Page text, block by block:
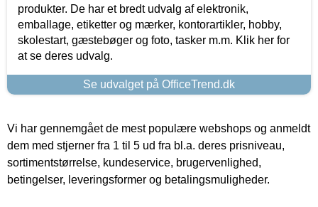
produkter. De har et bredt udvalg af elektronik,
emballage, etiketter og mærker, kontorartikler, hobby,
skolestart, gæstebøger og foto, tasker m.m. Klik her for
at se deres udvalg.
Se udvalget på OfficeTrend.dk
Vi har gennemgået de mest populære webshops og anmeldt
dem med stjerner fra 1 til 5 ud fra bl.a. deres prisniveau,
sortimentstørrelse, kundeservice, brugervenlighed,
betingelser, leveringsformer og betalingsmuligheder.